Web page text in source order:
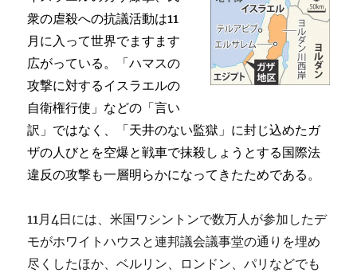
に
て
は
い
な
い！
に
衆の虐殺への抗議活動は11
月に入って世界でますます
広がっている。「ハマスの
攻撃に対するイスラエルの
自衛権行使」などの「言い
訳」ではなく、「天井のない監獄」に封じ込めたガ
ザの人びとを空爆と戦車で抹殺しょうとする国際法
違反の攻撃も一層明らかになってきたためである。
11月4日には、米国ワシントンで数万人が参加したデ
モがホワイトハウスと連邦議会議事堂の通りを埋め
尽くしたほか、ベルリン、ロンドン、パリなどでも